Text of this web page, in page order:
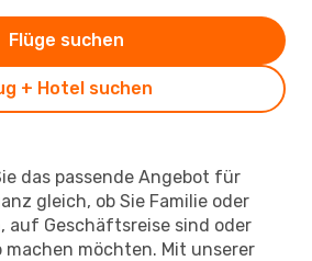
+ Hotel suchen
Flüge suchen
das passende Angebot für
gleich, ob Sie Familie oder
auf Geschäftsreise sind oder
möchten. Mit unserer